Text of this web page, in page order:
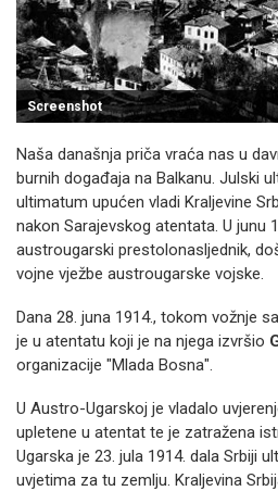
Screenshot
Naša današnja priča vraća nas u
burnih događaja na Balkanu. Julski
ultimatum upućen vladi Kraljevine
nakon Sarajevskog atentata. U junu
austrougarski prestolonasljednik,
vojne vježbe austrougarske vojske.
Dana 28. juna 1914., tokom vožnje
je u atentatu koji je na njega izvršio
organizacije "Mlada Bosna".
U Austro-Ugarskoj je vladalo
upletene u atentat te je zatražena
Ugarska je 23. jula 1914. dala Srbiji
uvjetima za tu zemlju. Kraljevina